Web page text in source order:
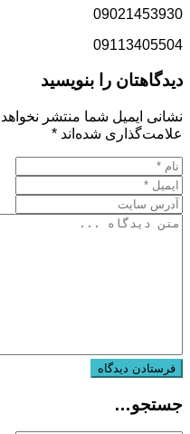
09021453930
09113405504
دیدگاهتان را بنویسید
نشانی ایمیل شما منتشر
علامت‌گذاری شده‌اند *
جستجو…